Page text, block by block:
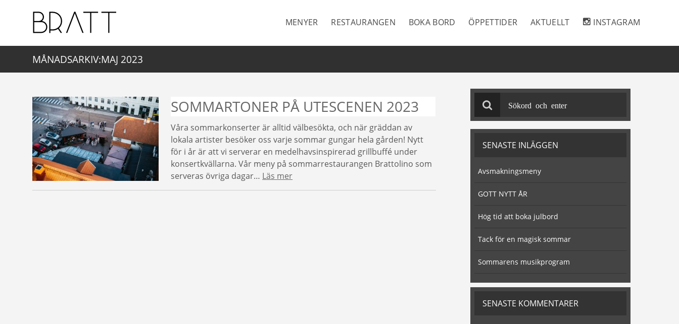
MENYER RESTAURANGEN BOKA BORD ÖPPETTIDER AKTUELLT INSTAGRAM
MÅNADSARKIV:MAJ 2023
SOMMARTONER PÅ UTESCENEN 2023
Våra sommarkonserter är alltid välbesökta, och när gräddan av
lokala artister besöker oss varje sommar gungar hela gården! Nytt
för i år är att vi serverar en medelhavsinspirerad grillbuffé under
konsertkvällarna. Vår meny på sommarrestaurangen Brattolino som
serveras övriga dagar… Läs mer
SENASTE INLÄGGEN
Avsmakningsmeny
GOTT NYTT ÅR
Hög tid att boka julbord
Tack för en magisk sommar
Sommarens musikprogram
SENASTE KOMMENTARER